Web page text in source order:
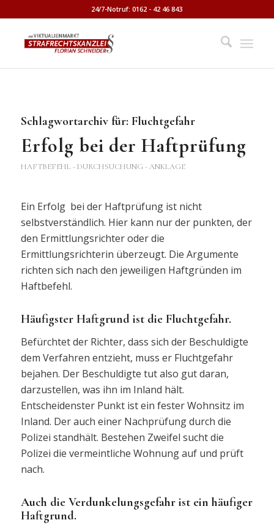
24/7-Notruf: 0162 - 42 46 843
Schlagwortarchiv für: Fluchtgefahr
Erfolg bei der Haftprüfung
HAFTBEFEHL - DURCHSUCHUNG - ANKLAGE
Ein Erfolg bei der Haftprüfung ist nicht
selbstverständlich. Hier kann nur der punkten, der
den Ermittlungsrichter oder die
Ermittlungsrichterin überzeugt. Die Argumente
richten sich nach den jeweiligen Haftgründen im
Haftbefehl.
Häufigster Haftgrund ist die Fluchtgefahr.
Befürchtet der Richter, dass sich der Beschuldigte
dem Verfahren entzieht, muss er Fluchtgefahr
bejahen. Der Beschuldigte tut also gut daran,
darzustellen, was ihn im Inland hält.
Entscheidenster Punkt ist ein fester Wohnsitz im
Inland. Der auch einer Nachprüfung durch die
Polizei standhält. Bestehen Zweifel sucht die
Polizei die vermeintliche Wohnung auf und prüft
nach.
Auch die Verdunkelungsgefahr ist ein häufiger
Haftgrund.